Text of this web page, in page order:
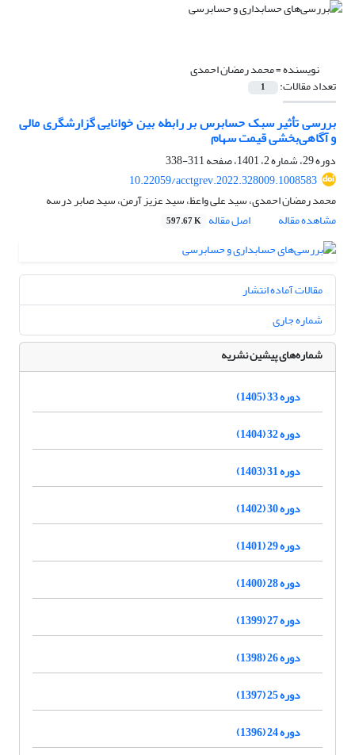
نویسنده =محمد رمضان احمدی
تعداد مقالات: 1
بررسی تأثیر سبک حسابرس بر رابطه بین خوانایی گزارشگری مالی
و آگاهی‌بخشی قیمت سهام
دوره 29، شماره 2، 1401، صفحه
311-338
10.22059/acctgrev.2022.328009.1008583
محمد رمضان احمدی، سید علی واعظ، سید عزیز آرمن، سید صابر درسه
مشاهده مقاله
اصل مقاله 597.67 K
مقالات آماده انتشار
شماره جاری
شماره‌های پیشین نشریه
دوره 33 (1405)
دوره 32 (1404)
دوره 31 (1403)
دوره 30 (1402)
دوره 29 (1401)
دوره 28 (1400)
دوره 27 (1399)
دوره 26 (1398)
دوره 25 (1397)
دوره 24 (1396)